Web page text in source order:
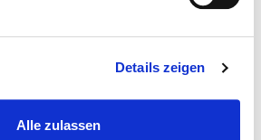
Details zeigen
Alle zulassen